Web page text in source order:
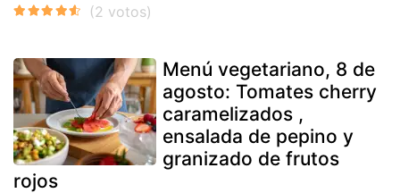
Menú vegetariano, 8 de
agosto: Tomates cherry
caramelizados ,
ensalada de pepino y
granizado de frutos
rojos